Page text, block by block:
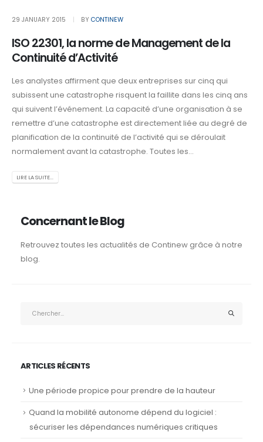
29 JANUARY 2015 BY CONTINEW
ISO 22301, la norme de Management de la
Continuité d’Activité
Les analystes affirment que deux entreprises sur cinq qui
subissent une catastrophe risquent la faillite dans les cinq ans
qui suivent l’événement. La capacité d’une organisation à se
remettre d’une catastrophe est directement liée au degré de
planification de la continuité de l’activité qui se déroulait
normalement avant la catastrophe. Toutes les...
LIRE LA SUITE...
Concernant le Blog
Retrouvez toutes les actualités de Continew grâce à notre
blog.
ARTICLES RÉCENTS
Une période propice pour prendre de la hauteur
Quand la mobilité autonome dépend du logiciel :
sécuriser les dépendances numériques critiques